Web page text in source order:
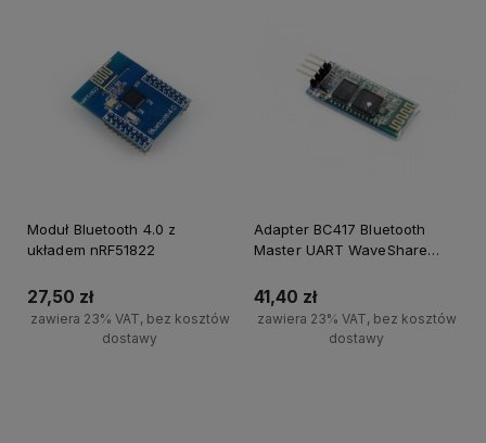
Moduł Bluetooth 4.0 z
układem nRF51822
27,50 zł
zawiera 23% VAT, bez kosztów
dostawy
Adapter BC417 Bluetooth
Master UART WaveShare
41,40 zł
zawiera 23% VAT, bez kosztów
dostawy